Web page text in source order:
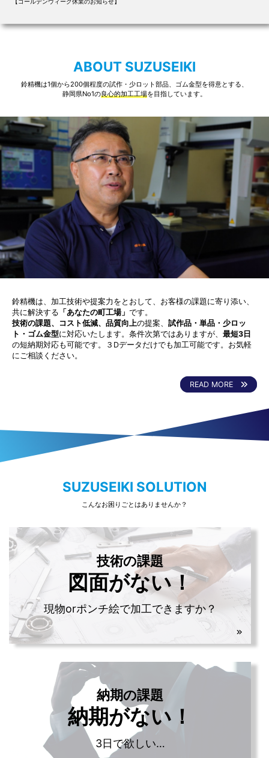
ABOUT SUZUSEIKI
鈴精機は1個から200個程度の試作・少ロット部品、ゴム金型を得意とする、
静岡県No1の良心的加工工場を目指しています。
鈴精機は、加工技術や提案力をとおして、お客様の課題に寄り添い、
共に解決する 「あなたの町工場」 です。
技術の課題、コスト低減、品質向上の提案、 試作品・単品・少ロッ
ト・ゴム金型に対応いたします。条件次第ではありますが、 最短3日
の短納期対応も可能です。３Dデータだけでも加工可能です。お気軽
にご相談ください。
READ MORE
SUZUSEIKI SOLUTION
こんなお困りごとはありませんか？
技術の課題
図面がない！
現物orポンチ絵で加工できますか？
納期の課題
納期がない！
3日で欲しい…